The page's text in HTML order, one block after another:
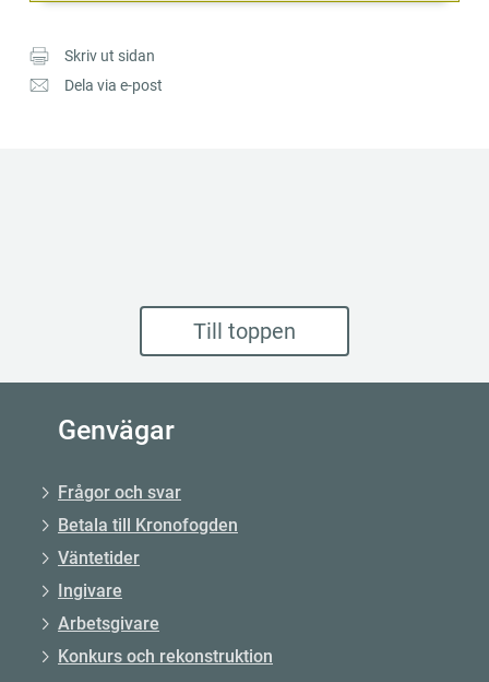
Skriv ut sidan
Dela via e-post
Till toppen
Genvägar
Frågor och svar
Betala till Kronofogden
Väntetider
Ingivare
Arbetsgivare
Konkurs och rekonstruktion